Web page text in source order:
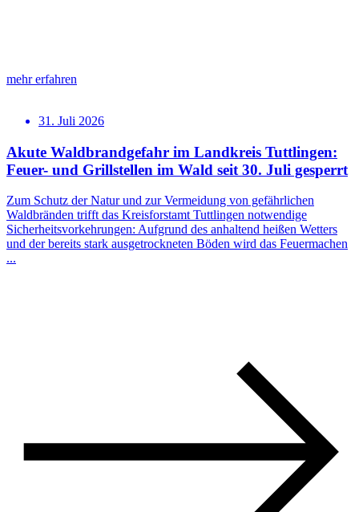
mehr erfahren
31. Juli 2026
Akute Waldbrandgefahr im Landkreis Tuttlingen:
Feuer- und Grillstellen im Wald seit 30. Juli gesperrt
Zum Schutz der Natur und zur Vermeidung von gefährlichen
Waldbränden trifft das Kreisforstamt Tuttlingen notwendige
Sicherheitsvorkehrungen: Aufgrund des anhaltend heißen Wetters
und der bereits stark ausgetrockneten Böden wird das Feuermachen
...